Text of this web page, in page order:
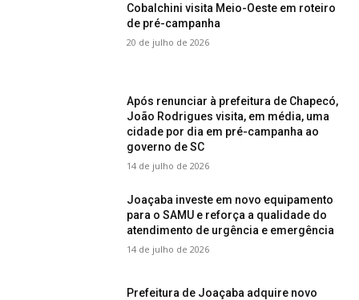
Cobalchini visita Meio-Oeste em roteiro
de pré-campanha
20 de julho de 2026
Após renunciar à prefeitura de Chapecó,
João Rodrigues visita, em média, uma
cidade por dia em pré-campanha ao
governo de SC
14 de julho de 2026
Joaçaba investe em novo equipamento
para o SAMU e reforça a qualidade do
atendimento de urgência e emergência
14 de julho de 2026
Prefeitura de Joaçaba adquire novo